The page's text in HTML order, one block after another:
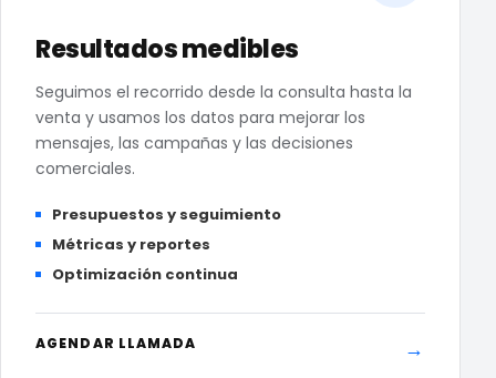
Resultados medibles
Seguimos el recorrido desde la consulta hasta la
venta y usamos los datos para mejorar los
mensajes, las campañas y las decisiones
comerciales.
Presupuestos y seguimiento
Métricas y reportes
Optimización continua
AGENDAR LLAMADA →